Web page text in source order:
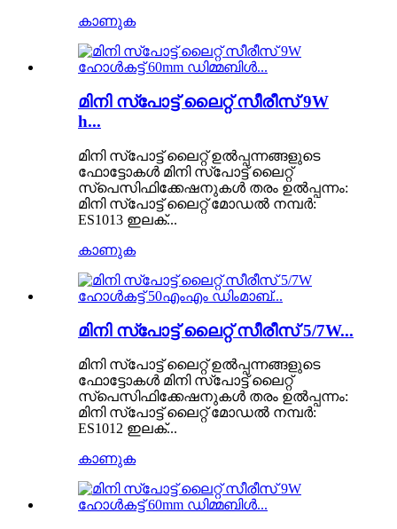
കാണുക
മിനി സ്പോട്ട് ലൈറ്റ് സീരീസ് 9W
h...
മിനി സ്പോട്ട് ലൈറ്റ് ഉൽപ്പന്നങ്ങളുടെ
ഫോട്ടോകൾ മിനി സ്പോട്ട് ലൈറ്റ്
സ്പെസിഫിക്കേഷനുകൾ തരം ഉൽപ്പന്നം:
മിനി സ്പോട്ട് ലൈറ്റ് മോഡൽ നമ്പർ:
ES1013 ഇലക്...
കാണുക
മിനി സ്പോട്ട് ലൈറ്റ് സീരീസ് 5/7W...
മിനി സ്പോട്ട് ലൈറ്റ് ഉൽപ്പന്നങ്ങളുടെ
ഫോട്ടോകൾ മിനി സ്പോട്ട് ലൈറ്റ്
സ്പെസിഫിക്കേഷനുകൾ തരം ഉൽപ്പന്നം:
മിനി സ്പോട്ട് ലൈറ്റ് മോഡൽ നമ്പർ:
ES1012 ഇലക്...
കാണുക